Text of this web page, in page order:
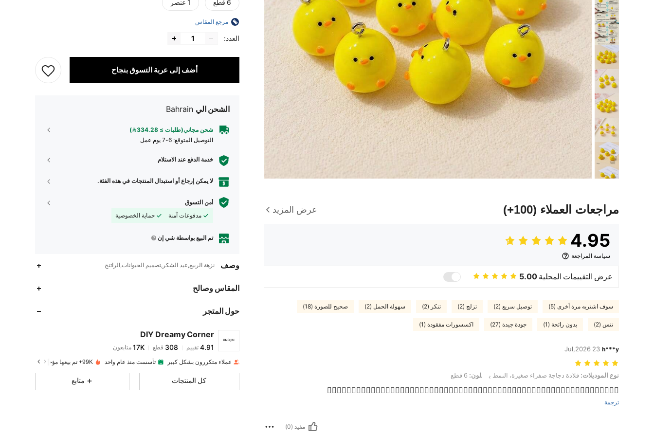
مراجعات العملاء (100+) عرض المزيد
4.95
سياسة المراجعة
عرض التقييمات المحلية 5.00
سوف اشتريه مرة أخرى (5) توصيل سريع (2) تزلج (2) تنكر (2) سهولة الحمل (2) صحيح للصورة (18)
تنس (2) بدون رائحة (1) جودة جيدة (27) اكسسورات مفقودة (1)
h***y
23 Jul,2026
نوع الموديلات: قلادة دجاجة صفراء صغيرة، النمط ب, لون: 6 قطع
نوع الموديلات: قلادة دجاجة صفراء صغيرة، النمط ب لون:
👍🏻👍🏻👍🏻👍🏻👍🏻👍🏻👍🏻👍🏻👍🏻👍🏻👍🏻👍🏻👍🏻👍🏻👍🏻👍🏻👍🏻👍🏻👍🏻👍🏻👍🏻👍🏻👍🏻👍🏻👍🏻👍🏻👍🏻👍🏻👍🏻👍🏻
ترجمة
مفيد (0)
6 قطع 1 عنصر
مرجع المقاس
العدد:
أضف إلى عربة التسوق بنجاح
الشحن الي Bahrain
شحن مجاني(طلبات ≥ 334.28)
التوصيل المتوقع: 6-7 يوم عمل
خدمة الدفع عند الاستلام
لا يمكن إرجاع أو استبدال المنتجات في هذه الفئة.
أمن التسوق
مدفوعات آمنة
حماية الخصوصية
تم البيع بواسطة شي إن
وصف نزهة الربيع,عيد الشكر,تصميم الحيوانات,الراتنج
المقاس وصالح
حول المتجر
DIY Dreamy Corner
4.91
308
3***> تم دفعمنذ 1 يوم
عملاء متكررون بشكل كبير تأسست منذ عام واحد 99K+ تم بيعها مؤخرًا
كل المنتجات متابع